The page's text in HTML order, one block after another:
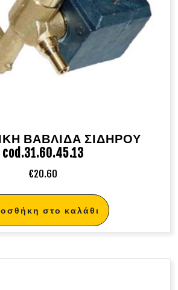
ΒΑΒΛΙΔΑ ΣΙΔΗΡΟΥ
cod.31.60.45.13
€20.60
στο καλάθι